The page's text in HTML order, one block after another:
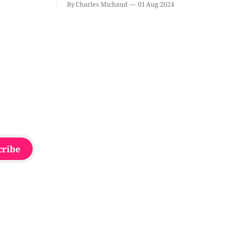
Source dans le secteur Bellefeuille de
By Charles Michaud 01 Aug 2024